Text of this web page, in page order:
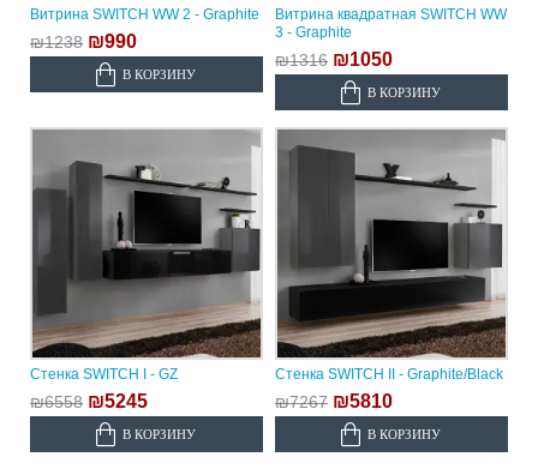
Витрина SWITCH WW 2 - Graphite
₪1238 ₪990
В КОРЗИНУ
Витрина квадратная SWITCH WW
3 - Graphite
₪1316 ₪1050
В КОРЗИНУ
Стенка SWITCH I - GZ
₪6558 ₪5245
В КОРЗИНУ
Стенка SWITCH II - Graphite/Black
₪7267 ₪5810
В КОРЗИНУ